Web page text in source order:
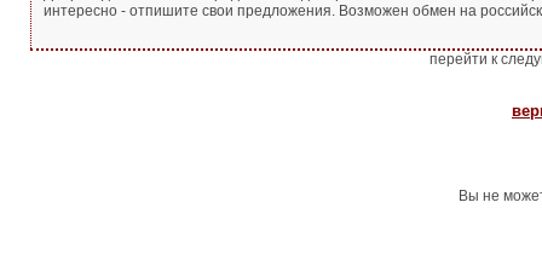
интересно - отпишите свои предложения. Возможен обмен на
перейти к
Вы не